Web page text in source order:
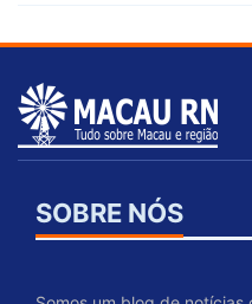
SOBRE NÓS